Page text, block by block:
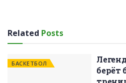
Related Posts
БАСКЕТБОЛ
берёт